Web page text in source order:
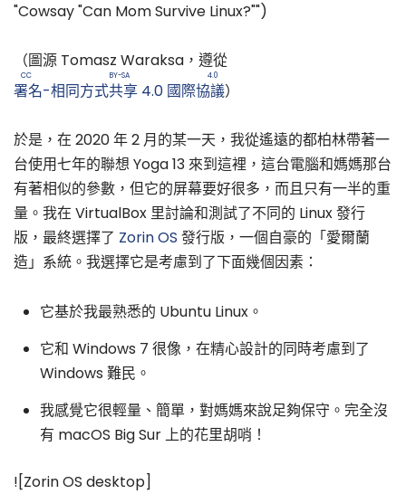
"Cowsay "Can Mom Survive Linux?"")
（圖源 Tomasz Waraksa，遵從
署名-相同方式共享 4.0 國際協議
CC BY-SA 4.0
）
於是，在 2020 年 2 月的某一天，我從遙遠的都柏林帶著一
台使用七年的聯想 Yoga 13 來到這裡，這台電腦和媽媽那台
有著相似的參數，但它的屏幕要好很多，而且只有一半的重
量。我在 VirtualBox 里討論和測試了不同的 Linux 發行
版，最終選擇了 Zorin OS 發行版，一個自豪的「愛爾蘭
造」系統。我選擇它是考慮到了下面幾個因素：
它基於我最熟悉的 Ubuntu Linux。
它和 Windows 7 很像，在精心設計的同時考慮到了
Windows 難民。
我感覺它很輕量、簡單，對媽媽來說足夠保守。完全沒
有 macOS Big Sur 上的花里胡哨！
![Zorin OS desktop]